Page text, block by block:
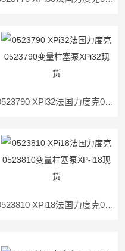
0523790 XPi32法国力度克0523790变量柱塞泵XPi32现货
0523810 XPi18法国力度克0523810变量柱塞泵XP-i18现货